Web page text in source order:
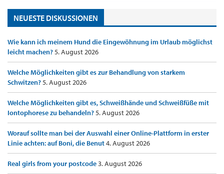
NEUESTE DISKUSSIONEN
Wie kann ich meinem Hund die Eingewöhnung im Urlaub möglichst
leicht machen?5. August 2026
Welche Möglichkeiten gibt es zur Behandlung von starkem
Schwitzen?5. August 2026
Welche Möglichkeiten gibt es, Schweißhände und Schweißfüße mit
Iontophorese zu behandeln?5. August 2026
Worauf sollte man bei der Auswahl einer Online-Plattform in erster
Linie achten: auf Boni, die Benut4. August 2026
Real girls from your postcode3. August 2026